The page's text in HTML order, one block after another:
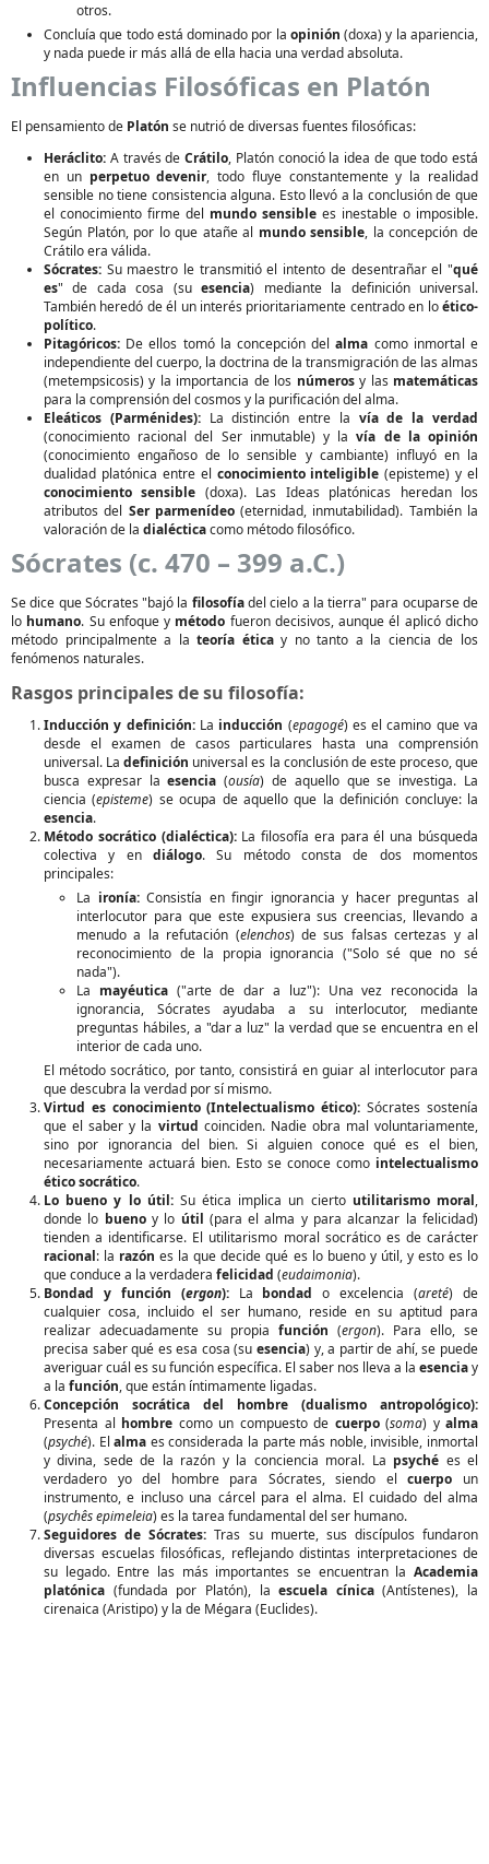
otros.
Concluía que todo está dominado por la opinión (doxa) y la apariencia,
y nada puede ir más allá de ella hacia una verdad absoluta.
Influencias Filosóficas en Platón
El pensamiento de Platón se nutrió de diversas fuentes filosóficas:
Heráclito: A través de Crátilo, Platón conoció la idea de que todo está
en un perpetuo devenir, todo fluye constantemente y la realidad
sensible no tiene consistencia alguna. Esto llevó a la conclusión de que
el conocimiento firme del mundo sensible es inestable o imposible.
Según Platón, por lo que atañe al mundo sensible, la concepción de
Crátilo era válida.
Sócrates: Su maestro le transmitió el intento de desentrañar el "qué
es" de cada cosa (suesencia) mediante la definición universal.
También heredó de él un interés prioritariamente centrado en loético-
político.
Pitagóricos: De ellos tomó la concepción delalma como inmortal e
independiente del cuerpo, la doctrina de la transmigración de las almas
(metempsicosis) y la importancia de los númerosy las matemáticas
para la comprensión del cosmos y la purificación del alma.
Eleáticos (Parménides):La distinción entre la vía de la verdad
(conocimiento racional del Ser inmutable) y lavía de la opinión
(conocimiento engañoso de lo sensible y cambiante) influyó en la
dualidad platónica entre el conocimiento inteligible (episteme) y el
conocimiento sensible (doxa). Las Ideas platónicas heredan los
atributos del Ser parmenídeo(eternidad, inmutabilidad). También la
valoración de la dialécticacomo método filosófico.
Sócrates (c. 470 – 399 a.C.)
Se dice que Sócrates "bajó la filosofíadel cielo a la tierra" para ocuparse de
lo humano. Su enfoque y método fueron decisivos, aunque él aplicó dicho
método principalmente a lateoría éticay no tanto a la ciencia de los
fenómenos naturales.
Rasgos principales de su filosofía:
Inducción y definición:La inducción (epagogé) es el camino que va
desde el examen de casos particulares hasta una comprensión
universal. Ladefinición universal es la conclusión de este proceso, que
busca expresar laesencia (ousía) de aquello que se investiga. La
ciencia (episteme) se ocupa de aquello que la definición concluye: la
esencia.
Método socrático (dialéctica):La filosofía era para él una búsqueda
colectiva y en diálogo. Su método consta de dos momentos
principales:
La ironía:Consistía en fingir ignorancia y hacer preguntas al
interlocutor para que este expusiera sus creencias, llevando a
menudo a la refutación (elenchos) de sus falsas certezas y al
reconocimiento de la propia ignorancia ("Solo sé que no sé
nada").
La mayéutica("arte de dar a luz"): Una vez reconocida la
ignorancia, Sócrates ayudaba a su interlocutor, mediante
preguntas hábiles, a "dar a luz" la verdad que se encuentra en el
interior de cada uno.
El método socrático, por tanto, consistirá en guiar al interlocutor para
que descubra la verdad por sí mismo.
Virtud es conocimiento (Intelectualismo ético): Sócrates sostenía
que el saber y la virtud coinciden. Nadie obra mal voluntariamente,
sino por ignorancia del bien. Si alguien conoce qué es el bien,
necesariamente actuará bien. Esto se conoce como intelectualismo
ético socrático.
Lo bueno y lo útil:Su ética implica un cierto utilitarismo moral,
donde lo buenoy lo útil (para el alma y para alcanzar la felicidad)
tienden a identificarse. El utilitarismo moral socrático es de carácter
racional: la razón es la que decide qué es lo bueno y útil, y esto es lo
que conduce a la verdadera felicidad (eudaimonia).
Bondad y función (ergon):La bondad o excelencia (areté) de
cualquier cosa, incluido el ser humano, reside en su aptitud para
realizar adecuadamente su propia función (ergon). Para ello, se
precisa saber qué es esa cosa (su esencia) y, a partir de ahí, se puede
averiguar cuál es su función específica. El saber nos lleva a la esenciay
a la función, que están íntimamente ligadas.
Concepción socrática del hombre (dualismo antropológico):
Presenta al hombre como un compuesto de cuerpo(soma) y alma
(psyché). Elalma es considerada la parte más noble, invisible, inmortal
y divina, sede de la razón y la conciencia moral. La psyché es el
verdadero yo del hombre para Sócrates, siendo elcuerpo un
instrumento, e incluso una cárcel para el alma. El cuidado del alma
(psychês epimeleia) es la tarea fundamental del ser humano.
Seguidores de Sócrates: Tras su muerte, sus discípulos fundaron
diversas escuelas filosóficas, reflejando distintas interpretaciones de
su legado. Entre las más importantes se encuentran la Academia
platónica (fundada por Platón), laescuela cínica(Antístenes), la
cirenaica (Aristipo) y la de Mégara (Euclides).